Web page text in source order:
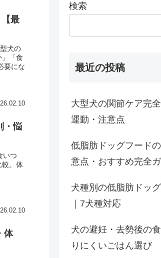
最
犬の
「食
要にな
・悩
いつ
較。体
体
検索
最近の投稿
大型犬の関節ケア完
運動・注意点
低脂肪ドッグフード
意点・おすすめ完全
犬種別の低脂肪ドッ
｜7犬種対応
犬の避妊・去勢後の
りにくいごはん選び